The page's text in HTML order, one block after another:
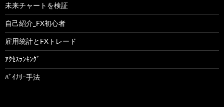
未来チャートを検証
自己紹介_FX初心者
雇用統計とFXトレード
ｱｸｾｽﾗﾝｷﾝｸﾞ
ﾊﾞｲﾅﾘｰ手法